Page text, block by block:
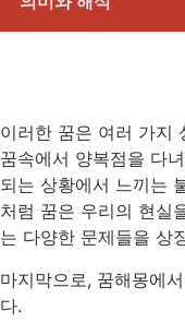
이러한 꿈은 여러 가지
꿈속에서 양복점을 다
되는 상황에서 느끼는
처럼 꿈은 우리의 현실
는 다양한 문제들을 상
마지막으로, 꿈해몽에
다.